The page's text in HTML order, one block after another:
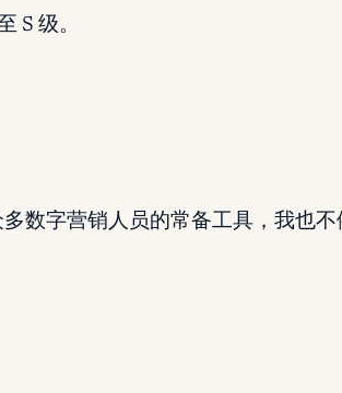
S 级。
多数字营销人员的常备工具，我也